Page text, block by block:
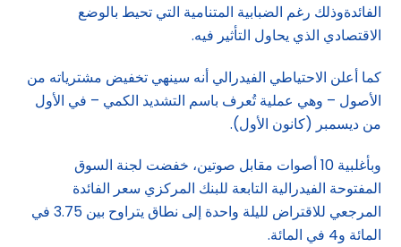
الفائدةوذلك رغم الضبابية المتنامية التي تحيط بالوضع
الاقتصادي الذي يحاول التأثير فيه.
كما أعلن الاحتياطي الفيدرالي أنه سينهي تخفيض مشترياته من
الأصول – وهي عملية تُعرف باسم التشديد الكمي – في الأول
من ديسمبر (كانون الأول).
وبأغلبية 10 أصوات مقابل صوتين، خفضت لجنة السوق
المفتوحة الفيدرالية التابعة للبنك المركزي سعر الفائدة
المرجعي للاقتراض لليلة واحدة إلى نطاق يتراوح بين 3.75 في
المائة و4 في المائة.